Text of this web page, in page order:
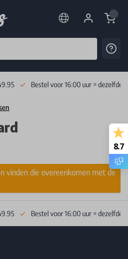
Cart
Bestel voor 16:00 uur = dezelfde
vinden die overeenkomen met de
8.7
Bestel voor 16:00 uur = dezelfde